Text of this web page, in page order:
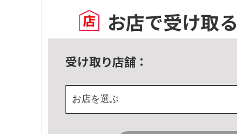
お店で受け取る
受け取り店舗：
お店を選ぶ